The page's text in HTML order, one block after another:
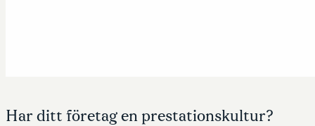
Har ditt företag en prestationskultur?